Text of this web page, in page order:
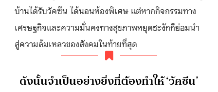
บ้านได้รับวัคซีน ได้นอนห้องพิเศษ แต่หากกิจกรรมทาง
เศรษฐกิจและความมั่นคงทางสุขภาพหยุดชะงักก็ย่อมนำ
สู่ความล้มเหลวของสังคมในท้ายที่สุด
ดังนั้นจำเป็นอย่างยิ่งที่ต้องทำให้ ‘วัคซีน’